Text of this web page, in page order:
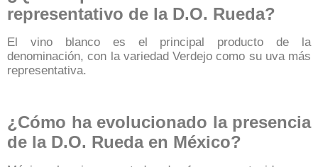
representativo de la D.O. Rueda?
El vino blanco es el principal producto de la
denominación, con la variedad Verdejo como su uva más
representativa.
¿Cómo ha evolucionado la presencia
de la D.O. Rueda en México?